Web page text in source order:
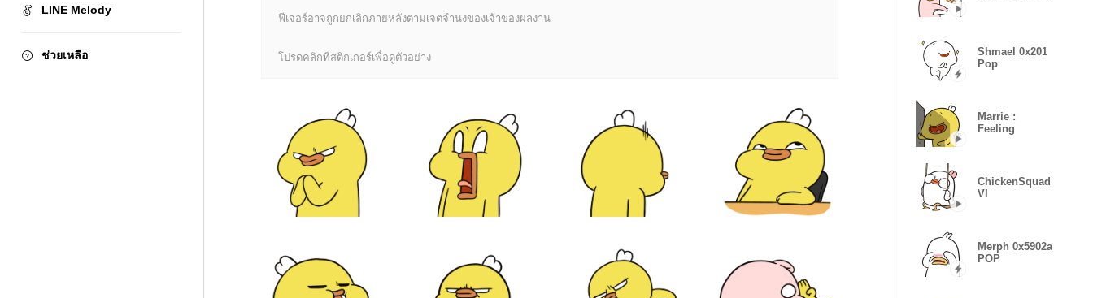
LINE Melody
ช่วยเหลือ
ฟีเจอร์อาจถูกยกเลิกภายหลังตามเจตจำนงของเจ้าของผลงาน
โปรดคลิกที่สติกเกอร์เพื่อดูตัวอย่าง
Shmael 0x201
Pop
Marrie :
Feeling
ChickenSquad
VI
Merph 0x5902a
POP